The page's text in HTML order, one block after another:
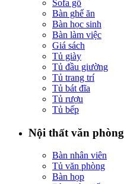
Sofa gỗ
Bàn ghế ăn
Bàn học sinh
Bàn làm việc
Giá sách
Tủ giày
Tủ đầu giường
Tủ trang trí
Tủ bát đĩa
Tủ rượu
Tủ bếp
Nội thất văn phòng
Bàn nhân viên
Tủ văn phòng
Bàn họp